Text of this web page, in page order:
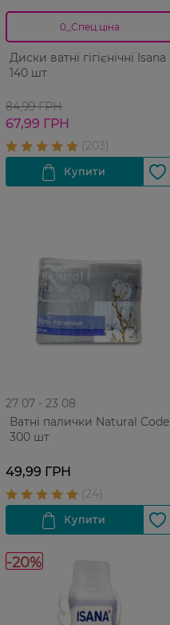
0_Спец.ціна
Диски ватні гiгiєнiчні Isana
140 шт
84,99 ГРН
67,99 ГРН
27 07 - 23 08
Ватні палички Natural Code
300 шт
49,99 ГРН
-20%